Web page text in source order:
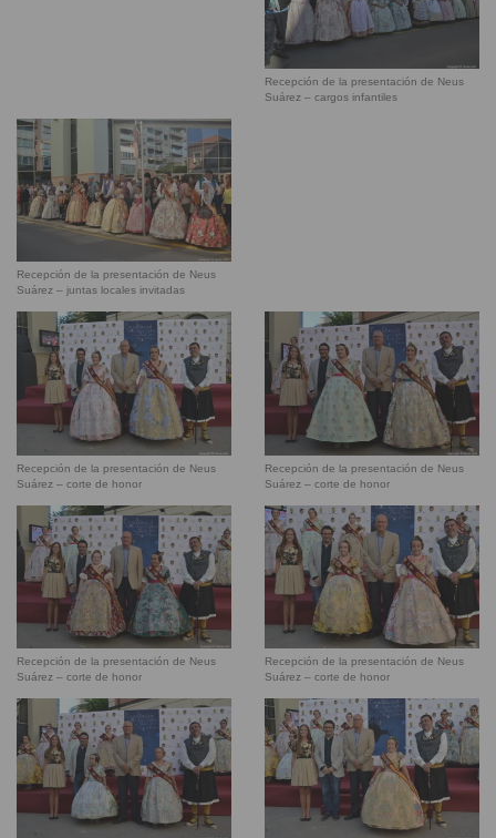
Recepción de la presentación de Neus
Suárez – cargos infantiles
Recepción de la presentación de Neus
Suárez – juntas locales invitadas
Recepción de la presentación de Neus
Suárez – corte de honor
Recepción de la presentación de Neus
Suárez – corte de honor
Recepción de la presentación de Neus
Suárez – corte de honor
Recepción de la presentación de Neus
Suárez – corte de honor